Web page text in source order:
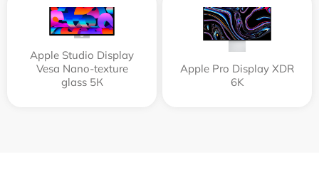
Apple Studio Display
Vesa Nano-texture
glass 5К
Apple Pro Display XDR
6K